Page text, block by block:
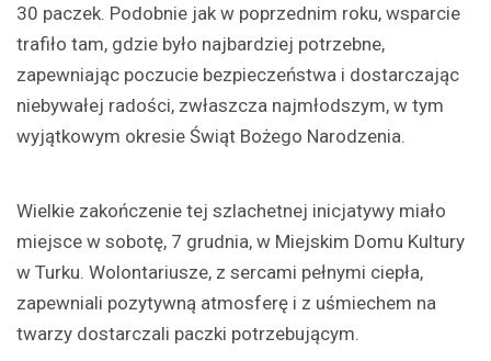
30 paczek. Podobnie jak w poprzednim roku, wsparcie
trafiło tam, gdzie było najbardziej potrzebne,
zapewniając poczucie bezpieczeństwa i dostarczając
niebywałej radości, zwłaszcza najmłodszym, w tym
wyjątkowym okresie Świąt Bożego Narodzenia.
Wielkie zakończenie tej szlachetnej inicjatywy miało
miejsce w sobotę, 7 grudnia, w Miejskim Domu Kultury
w Turku. Wolontariusze, z sercami pełnymi ciepła,
zapewniali pozytywną atmosferę i z uśmiechem na
twarzy dostarczali paczki potrzebującym.